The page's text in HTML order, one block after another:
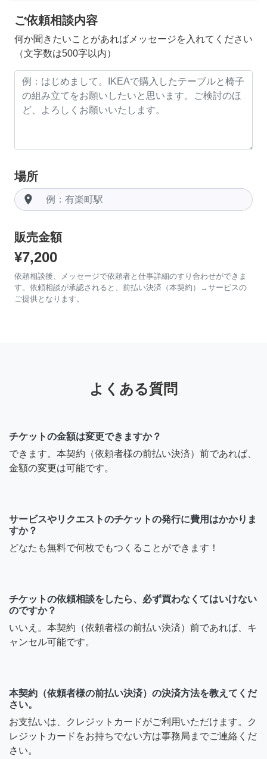
ご依頼相談内容
何か聞きたいことがあればメッセージを入れてください
（文字数は500字以内）
場所
room
販売金額
¥7,200
依頼相談後、メッセージで依頼者と仕事詳細のすり合わせができま
す。依頼相談が承認されると、前払い決済（本契約）→サービスの
ご提供となります。
よくある質問
チケットの金額は変更できますか？
できます。本契約（依頼者様の前払い決済）前であれば、
金額の変更は可能です。
サービスやリクエストのチケットの発行に費用はかかりま
すか？
どなたも無料で何枚でもつくることができます！
チケットの依頼相談をしたら、必ず買わなくてはいけない
のですか？
いいえ。本契約（依頼者様の前払い決済）前であれば、キ
ャンセル可能です。
本契約（依頼者様の前払い決済）の決済方法を教えてくだ
さい。
お支払いは、クレジットカードがご利用いただけます。ク
レジットカードをお持ちでない方は事務局までご連絡くだ
さい。